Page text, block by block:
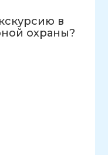
в
охраны?